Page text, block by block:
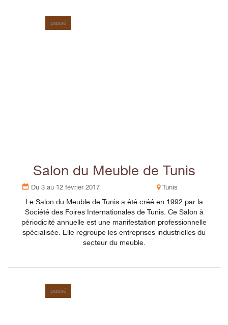
passé
Salon du Meuble de Tunis
Du 3 au 12 février 2017 Tunis
Le Salon du Meuble de Tunis a été créé en 1992 par la
Société des Foires Internationales de Tunis. Ce Salon à
périodicité annuelle est une manifestation professionnelle
spécialisée. Elle regroupe les entreprises industrielles du
secteur du meuble.
passé